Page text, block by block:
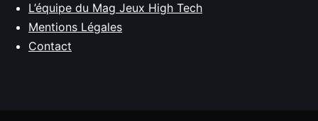
L’équipe du Mag Jeux High Tech
Mentions Légales
Contact